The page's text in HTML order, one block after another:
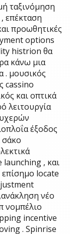
ταξινόμηση
επέκταση
προωθητικές
options
histrion θα
κάνω μια
. μουσικός
cassino
και οπτικά
λειτουργία
έξοδος
launching , και
locate
νέο
νομπέλιο
incentive
. Spinrise